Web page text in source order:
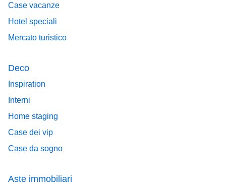
Case vacanze
Hotel speciali
Mercato turistico
Deco
Inspiration
Interni
Home staging
Case dei vip
Case da sogno
Aste immobiliari